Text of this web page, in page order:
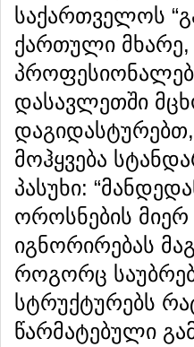
საქართველოს
ქართული
დასავლეთში
მოჰყვება
პასუხი:
ოროსნების
იგნორირებას
როგორც
სტრუქტურებს
წარმატებული